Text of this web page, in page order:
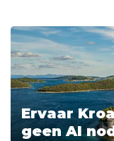
Ervaar
geen AI